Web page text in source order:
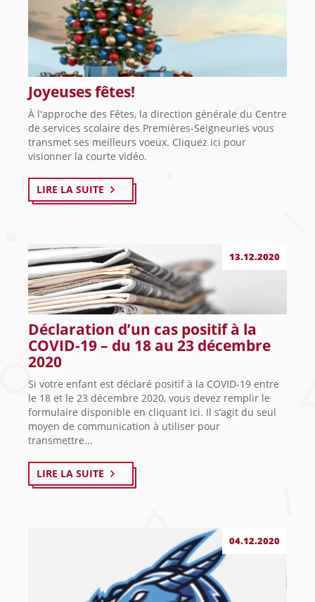
Joyeuses fêtes!
À l'approche des Fêtes, la direction générale du Centre
de services scolaire des Premières-Seigneuries vous
transmet ses meilleurs voeux. Cliquez ici pour
visionner la courte vidéo.
LIRE LA SUITE
13.12.2020
Déclaration d’un cas positif à la
COVID-19 – du 18 au 23 décembre
2020
Si votre enfant est déclaré positif à la COVID-19 entre
le 18 et le 23 décembre 2020, vous devez remplir le
formulaire disponible en cliquant ici. Il s’agit du seul
moyen de communication à utiliser pour
transmettre...
LIRE LA SUITE
04.12.2020